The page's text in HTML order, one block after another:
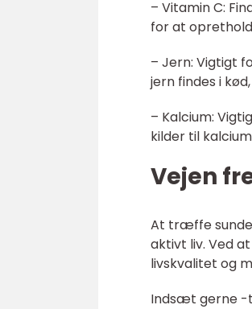
– Vitamin C:
for at
– Jern: Vigtigt
jern findes i
– Kalcium:
kilder til
Vejen
At træffe sunde
aktivt liv. Ved
livskvalitet og
Indsæt gerne -